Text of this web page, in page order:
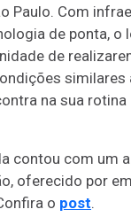
Paulo. Com
de ponta, o
de
similares
na sua
contou com um
oferecido por
o post.